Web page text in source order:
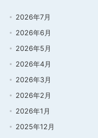
2026年7月
2026年6月
2026年5月
2026年4月
2026年3月
2026年2月
2026年1月
2025年12月